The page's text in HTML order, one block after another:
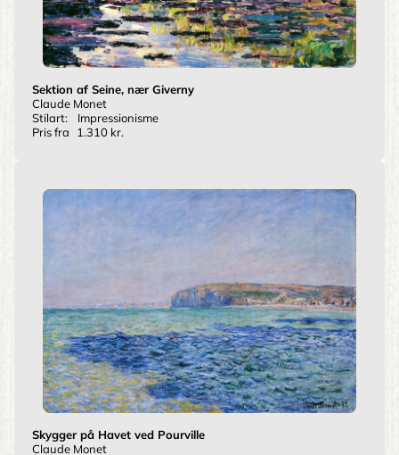
Sektion af Seine, nær Giverny
Claude Monet
Stilart:
Impressionisme
Pris fra
1.310 kr.
Skygger på Havet ved Pourville
Claude Monet